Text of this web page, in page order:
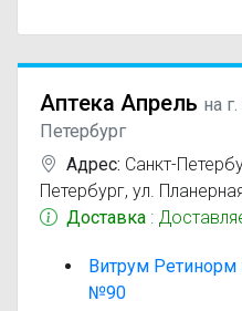
Аптека Апрель на
Петербург
Адрес: Санкт-
Петербург, ул.
Доставка :
Витрум Ретинорм
№90